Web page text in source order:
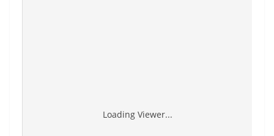
Loading Viewer...